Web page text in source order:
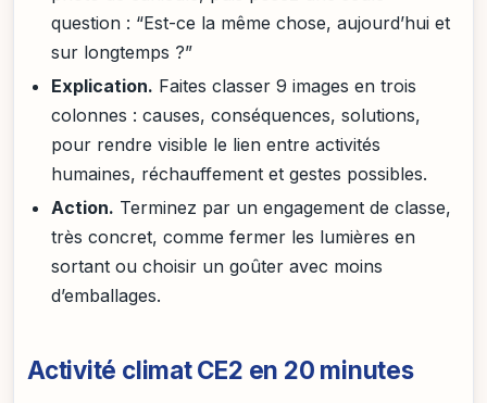
question : “Est-ce la même chose, aujourd’hui et
sur longtemps ?”
Explication. Faites classer 9 images en trois
colonnes : causes, conséquences, solutions,
pour rendre visible le lien entre activités
humaines, réchauffement et gestes possibles.
Action. Terminez par un engagement de classe,
très concret, comme fermer les lumières en
sortant ou choisir un goûter avec moins
d’emballages.
Activité climat CE2 en 20 minutes